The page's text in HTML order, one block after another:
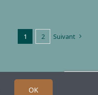
1 2 Suivant
OK